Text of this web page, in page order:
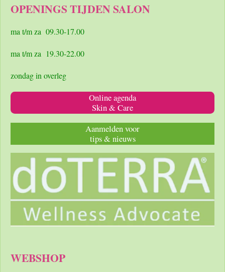
b
o
a
r
m
s
p
OPENINGS TIJDEN SALON
ma t/m za 09.30-17.00
ma t/m za 19.30-22.00
zondag in overleg
Online agenda
Skin & Care
Aanmelden voor
tips & nieuws
WEBSHOP